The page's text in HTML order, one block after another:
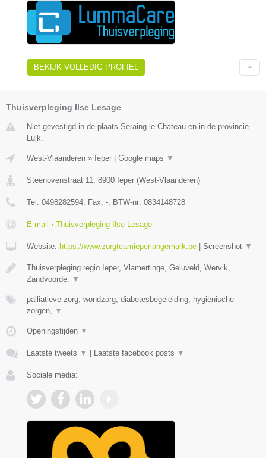
BEKIJK VOLLEDIG PROFIEL
Thuisverpleging Ilse Lesage
Niet gevestigd in de plaats Seraing le Chateau en in de provincie
Luik.
West-Vlaanderen » Ieper Google maps ▼
Steenovenstraat 11, 8900 Ieper (West-Vlaanderen)
Tel: 0498282594, Fax: -, BTW-nr: 0834148728
E-mail › Thuisverpleging Ilse Lesage
Website: https://www.zorgteamieperlangemark.be Screenshot ▼
Thuisverpleging regio Ieper, Vlamertinge, Geluveld, Wervik,
Zandvoorde. ▼
palliatieve zorg, wondzorg, diabetesbegeleiding, hygiënische
zorgen, ▼
Openingstijden ▼
Laatste tweets ▼ Laatste facebook posts ▼
Sociale media: